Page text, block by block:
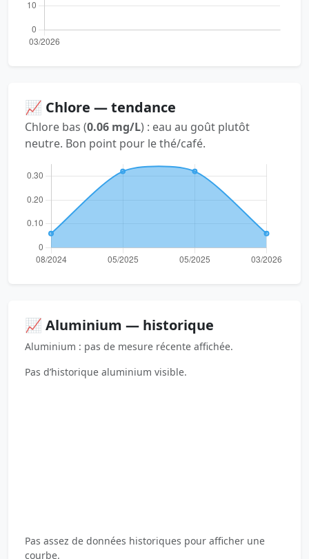
📈 Chlore — tendance
Chlore bas (0.06 mg/L) : eau au goût plutôt
neutre. Bon point pour le thé/café.
📈 Aluminium — historique
Aluminium : pas de mesure récente affichée.
Pas d’historique aluminium visible.
Pas assez de données historiques pour afficher une
courbe.